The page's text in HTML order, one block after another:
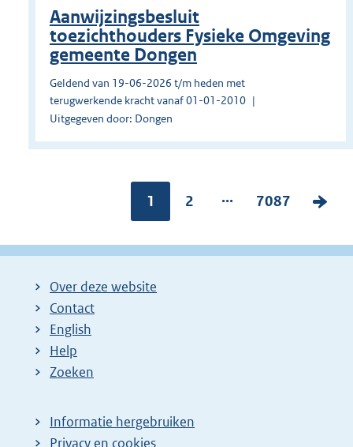
Aanwijzingsbesluit
toezichthouders Fysieke Omgeving
gemeente Dongen
Geldend van 19-06-2026 t/m heden met
terugwerkende kracht vanaf 01-01-2010
Uitgegeven door: Dongen
Pagina:
1
P
g
2 ...
P
g
7087
V
l
Over deze website
Contact
English
Help
Zoeken
Informatie hergebruiken
Privacy en cookies